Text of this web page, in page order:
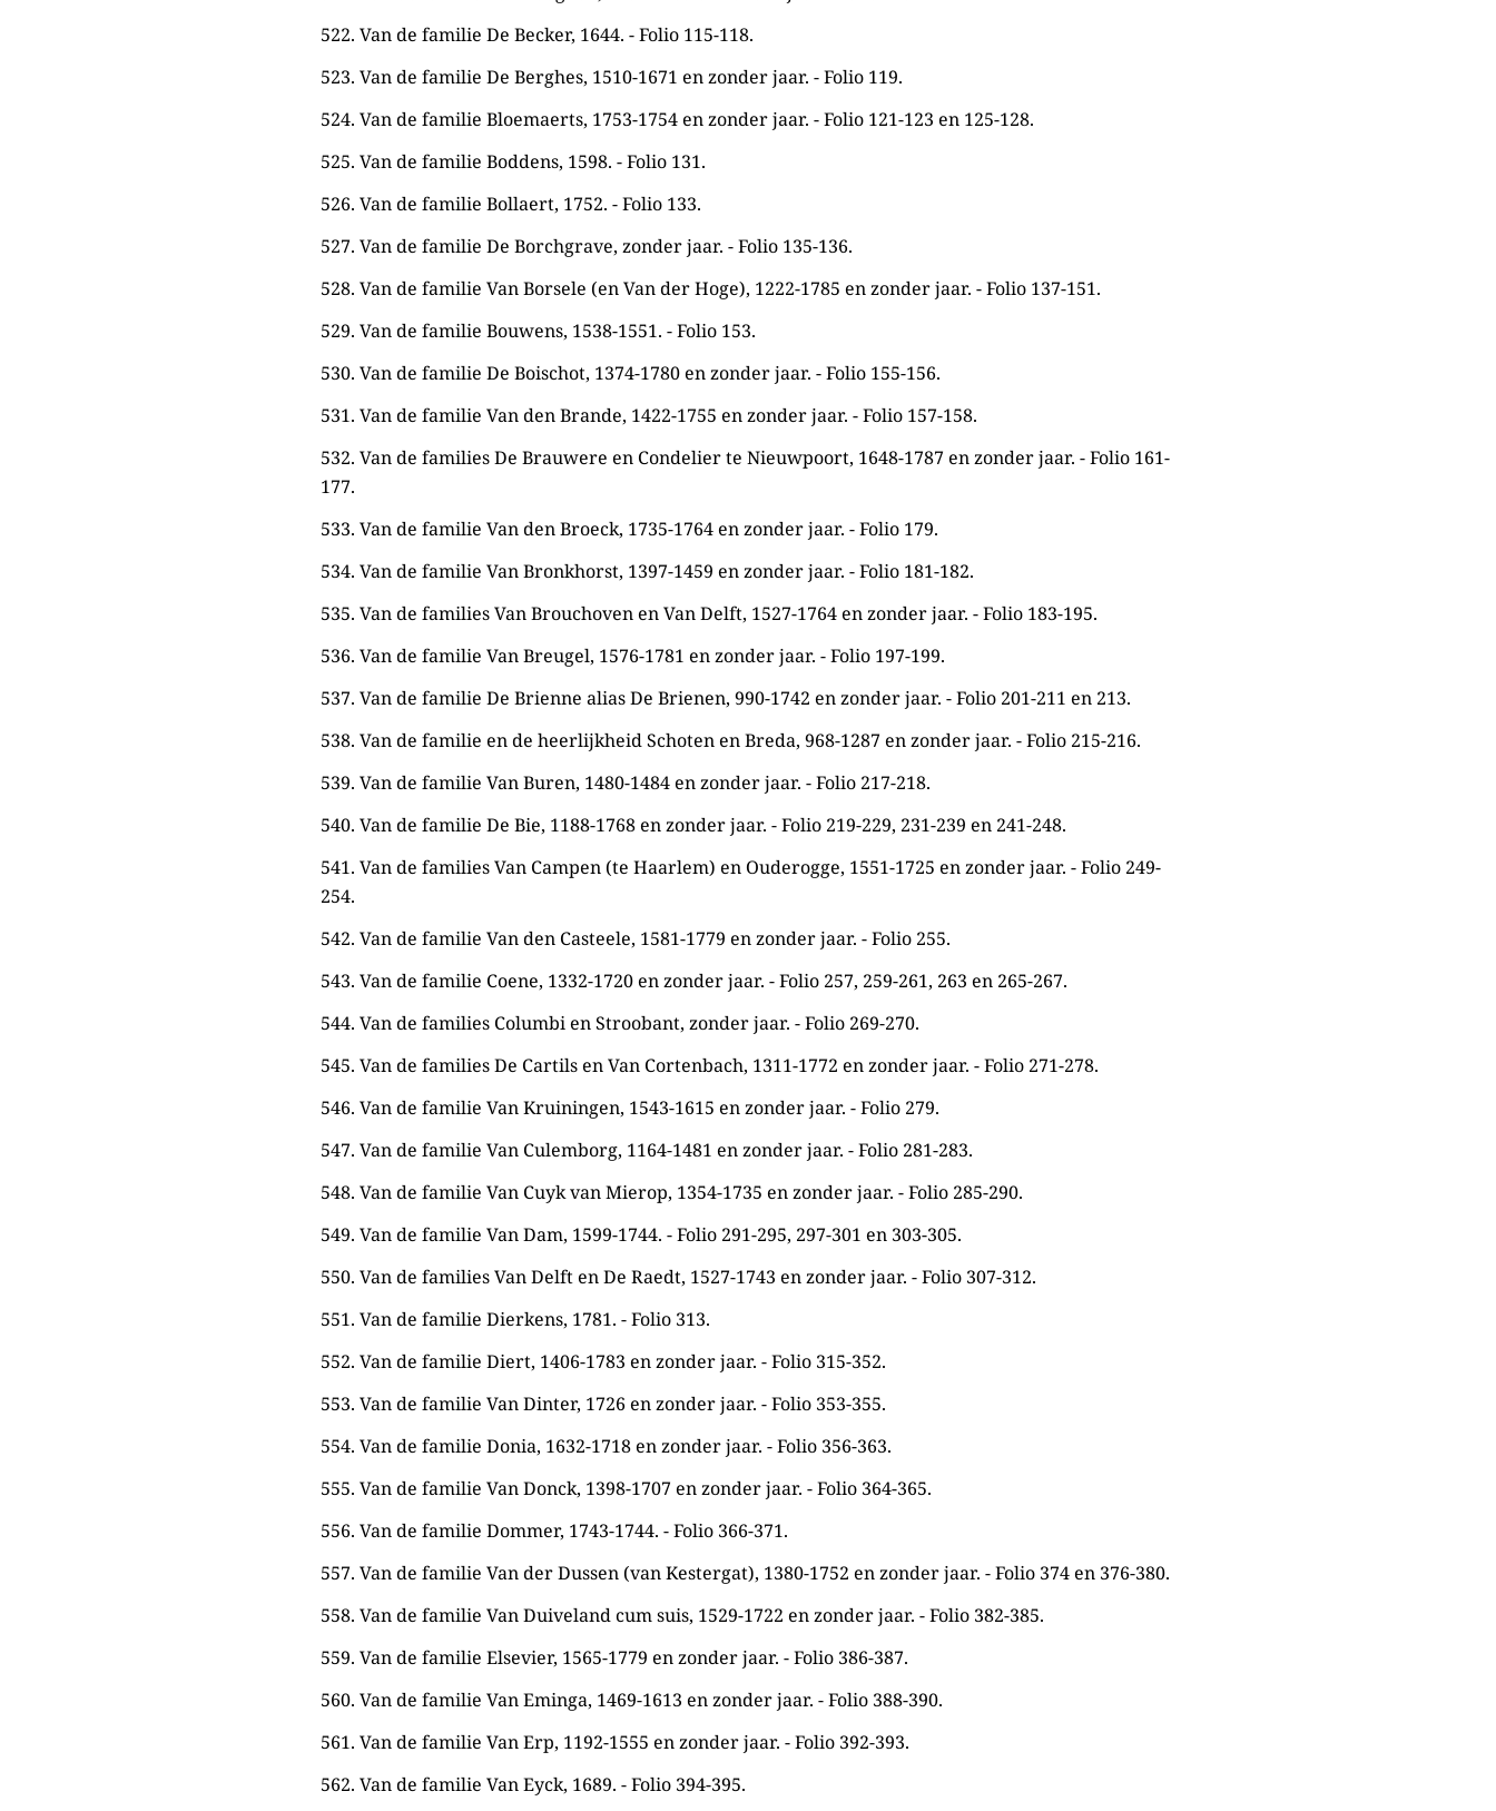
522. Van de familie De Becker, 1644. - Folio 115-118.
523. Van de familie De Berghes, 1510-1671 en zonder jaar. - Folio 119.
524. Van de familie Bloemaerts, 1753-1754 en zonder jaar. - Folio 121-123 en 125-128.
525. Van de familie Boddens, 1598. - Folio 131.
526. Van de familie Bollaert, 1752. - Folio 133.
527. Van de familie De Borchgrave, zonder jaar. - Folio 135-136.
528. Van de familie Van Borsele (en Van der Hoge), 1222-1785 en zonder jaar. - Folio 137-151.
529. Van de familie Bouwens, 1538-1551. - Folio 153.
530. Van de familie De Boischot, 1374-1780 en zonder jaar. - Folio 155-156.
531. Van de familie Van den Brande, 1422-1755 en zonder jaar. - Folio 157-158.
532. Van de families De Brauwere en Condelier te Nieuwpoort, 1648-1787 en zonder jaar. - Folio 161-
177.
533. Van de familie Van den Broeck, 1735-1764 en zonder jaar. - Folio 179.
534. Van de familie Van Bronkhorst, 1397-1459 en zonder jaar. - Folio 181-182.
535. Van de families Van Brouchoven en Van Delft, 1527-1764 en zonder jaar. - Folio 183-195.
536. Van de familie Van Breugel, 1576-1781 en zonder jaar. - Folio 197-199.
537. Van de familie De Brienne alias De Brienen, 990-1742 en zonder jaar. - Folio 201-211 en 213.
538. Van de familie en de heerlijkheid Schoten en Breda, 968-1287 en zonder jaar. - Folio 215-216.
539. Van de familie Van Buren, 1480-1484 en zonder jaar. - Folio 217-218.
540. Van de familie De Bie, 1188-1768 en zonder jaar. - Folio 219-229, 231-239 en 241-248.
541. Van de families Van Campen (te Haarlem) en Ouderogge, 1551-1725 en zonder jaar. - Folio 249-
254.
542. Van de familie Van den Casteele, 1581-1779 en zonder jaar. - Folio 255.
543. Van de familie Coene, 1332-1720 en zonder jaar. - Folio 257, 259-261, 263 en 265-267.
544. Van de families Columbi en Stroobant, zonder jaar. - Folio 269-270.
545. Van de families De Cartils en Van Cortenbach, 1311-1772 en zonder jaar. - Folio 271-278.
546. Van de familie Van Kruiningen, 1543-1615 en zonder jaar. - Folio 279.
547. Van de familie Van Culemborg, 1164-1481 en zonder jaar. - Folio 281-283.
548. Van de familie Van Cuyk van Mierop, 1354-1735 en zonder jaar. - Folio 285-290.
549. Van de familie Van Dam, 1599-1744. - Folio 291-295, 297-301 en 303-305.
550. Van de families Van Delft en De Raedt, 1527-1743 en zonder jaar. - Folio 307-312.
551. Van de familie Dierkens, 1781. - Folio 313.
552. Van de familie Diert, 1406-1783 en zonder jaar. - Folio 315-352.
553. Van de familie Van Dinter, 1726 en zonder jaar. - Folio 353-355.
554. Van de familie Donia, 1632-1718 en zonder jaar. - Folio 356-363.
555. Van de familie Van Donck, 1398-1707 en zonder jaar. - Folio 364-365.
556. Van de familie Dommer, 1743-1744. - Folio 366-371.
557. Van de familie Van der Dussen (van Kestergat), 1380-1752 en zonder jaar. - Folio 374 en 376-380.
558. Van de familie Van Duiveland cum suis, 1529-1722 en zonder jaar. - Folio 382-385.
559. Van de familie Elsevier, 1565-1779 en zonder jaar. - Folio 386-387.
560. Van de familie Van Eminga, 1469-1613 en zonder jaar. - Folio 388-390.
561. Van de familie Van Erp, 1192-1555 en zonder jaar. - Folio 392-393.
562. Van de familie Van Eyck, 1689. - Folio 394-395.